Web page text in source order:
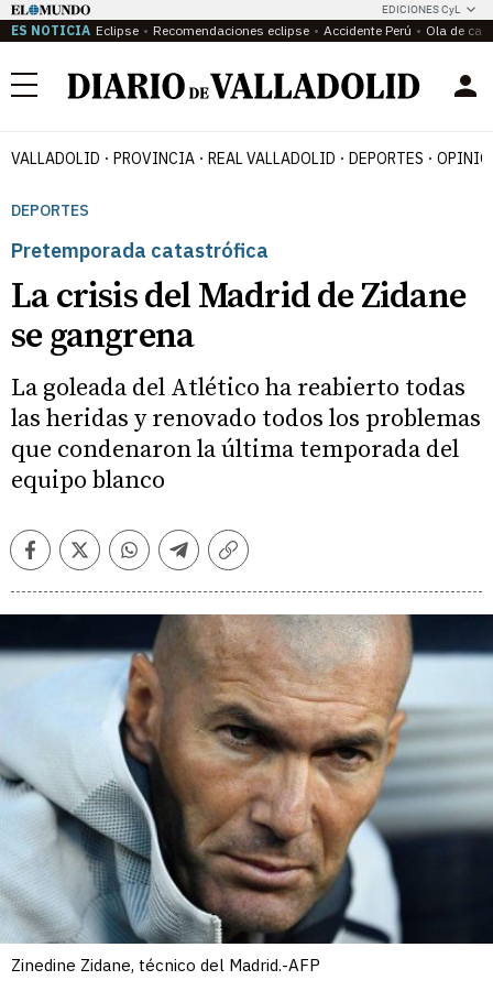
EDICIONES CyL
ES NOTICIA Eclipse Recomendaciones eclipse Accidente Perú Ola de
Menú
VALLADOLID PROVINCIA REAL VALLADOLID DEPORTES
DEPORTES
Pretemporada catastrófica
La crisis del Madrid de Zidane
se gangrena
La goleada del Atlético ha reabierto todas
las heridas y renovado todos los problemas
que condenaron la última temporada del
equipo blanco
FacebookTwitterWhatsappTelegramCopiar
Zinedine Zidane, técnico del Madrid.-AFP